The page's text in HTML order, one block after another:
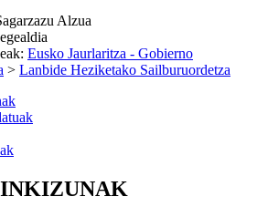
Alzua
: Eusko Jaurlaritza - Gobierno
> Lanbide Heziketako Sailburuordetza